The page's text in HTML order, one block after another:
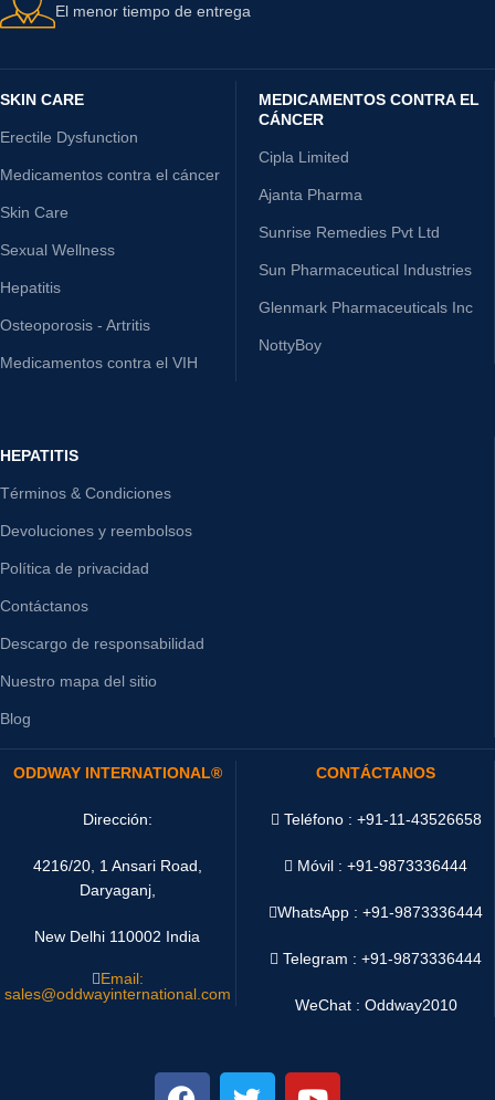
El menor tiempo de entrega
SKIN CARE
Erectile Dysfunction
Medicamentos contra el cáncer
Skin Care
Sexual Wellness
Hepatitis
Osteoporosis - Artritis
Medicamentos contra el VIH
MEDICAMENTOS CONTRA EL
CÁNCER
Cipla Limited
Ajanta Pharma
Sunrise Remedies Pvt Ltd
Sun Pharmaceutical Industries
Glenmark Pharmaceuticals Inc
NottyBoy
HEPATITIS
Términos & Condiciones
Devoluciones y reembolsos
Política de privacidad
Contáctanos
Descargo de responsabilidad
Nuestro mapa del sitio
Blog
ODDWAY INTERNATIONAL®
Dirección:
4216/20, 1 Ansari Road,
Daryaganj,
New Delhi 110002 India
Email:
sales@oddwayinternational.com
CONTÁCTANOS
Teléfono : +91-11-43526658
Móvil : +91-9873336444
WhatsApp :+91-9873336444
Telegram : +91-9873336444
WeChat : Oddway2010